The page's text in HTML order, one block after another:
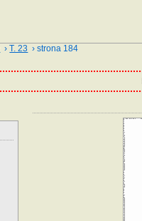
›T. 23 › strona 184